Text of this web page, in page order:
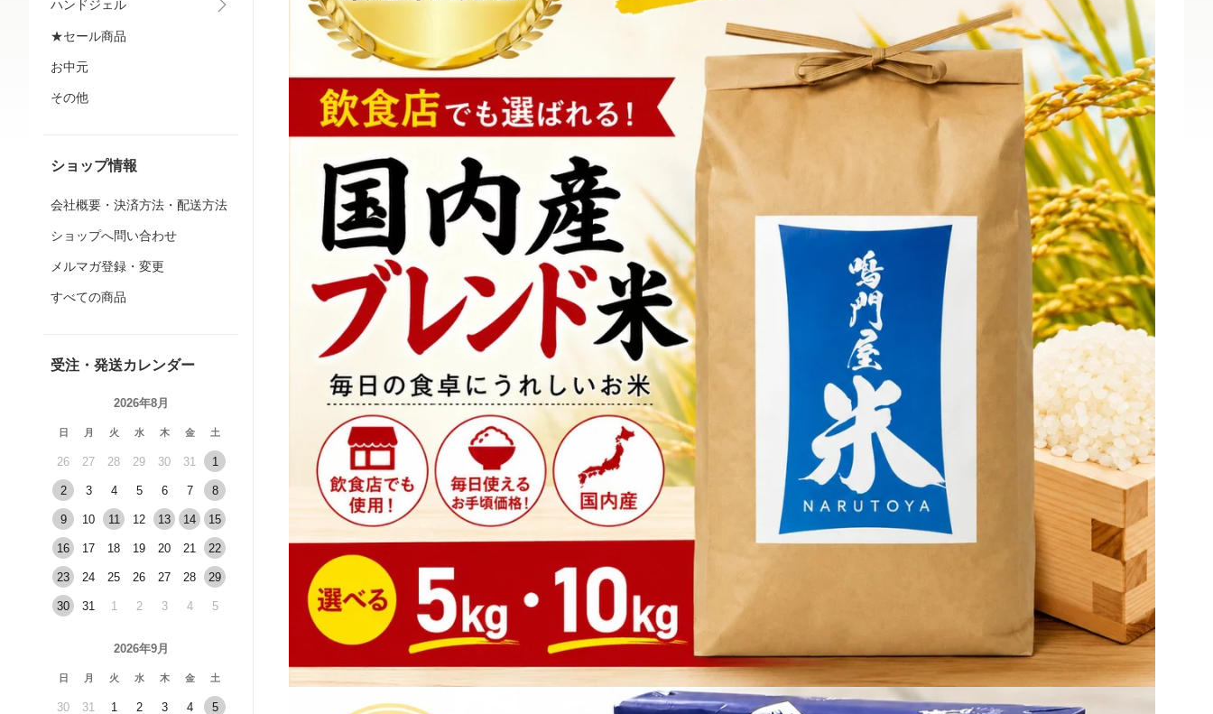
ハンドジェル
★セール商品
お中元
その他
ショップ情報
会社概要・決済方法・配送方法
ショップへ問い合わせ
メルマガ登録・変更
すべての商品
受注・発送カレンダー
2026年8月
日 月 火 水 木 金 土
26 27 28 29 30 31 1
2 3 4 5 6 7 8
9 10 11 12 13 14 15
16 17 18 19 20 21 22
23 24 25 26 27 28 29
30 31 1 2 3 4 5
2026年9月
日 月 火 水 木 金 土
30 31 1 2 3 4 5